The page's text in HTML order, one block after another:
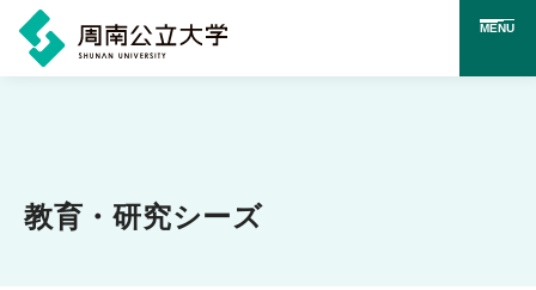
MENU
教育・研究シーズ